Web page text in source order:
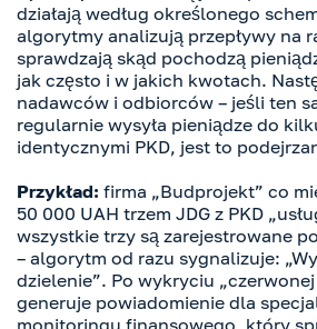
działają według określonego
algorytmy analizują przepływy na
sprawdzają skąd pochodzą
jak często i w jakich kwotach.
nadawców i odbiorców – jeśli ten
regularnie wysyła pieniądze do
identycznymi PKD, jest to
Przykład: firma „Budprojekt” co
50 000 UAH trzem JDG z PKD
wszystkie trzy są zarejestrowane
– algorytm od razu sygnalizuje:
dzielenie”. Po wykryciu
generuje powiadomienie dla